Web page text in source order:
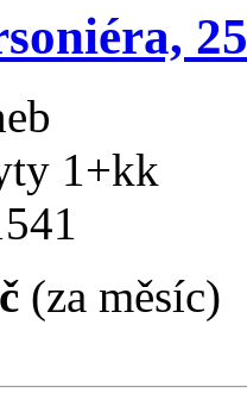
1+kk
(za měsíc)